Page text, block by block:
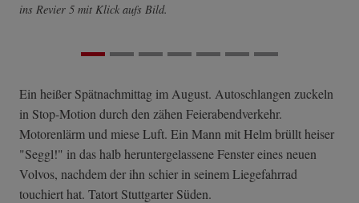
ins Revier 5 mit Klick aufs Bild.
Ein heißer Spätnachmittag im August. Autoschlangen zuckeln
in Stop-Motion durch den zähen Feierabendverkehr.
Motorenlärm und miese Luft. Ein Mann mit Helm brüllt heiser
"Seggl!" in das halb heruntergelassene Fenster eines neuen
Volvos, nachdem der ihn schier in seinem Liegefahrrad
touchiert hat. Tatort Stuttgarter Süden.